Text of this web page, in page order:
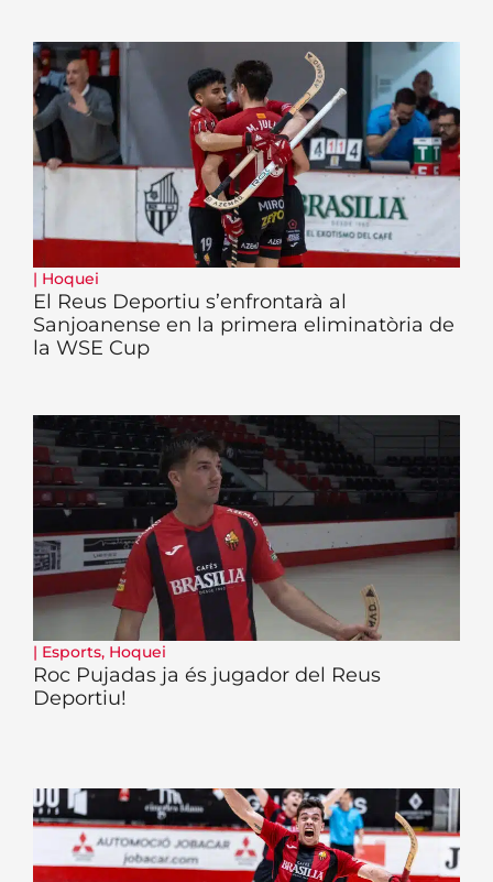
| Hoquei
El Reus Deportiu s’enfrontarà al
Sanjoanense en la primera eliminatòria de
la WSE Cup
| Esports, Hoquei
Roc Pujadas ja és jugador del Reus
Deportiu!